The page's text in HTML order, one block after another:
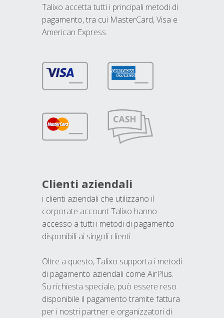
Talixo accetta tutti i principali metodi di
pagamento, tra cui MasterCard, Visa e
American Express.
Clienti aziendali
i clienti aziendali che utilizzano il
corporate account Talixo hanno
accesso a tutti i metodi di pagamento
disponibili ai singoli clienti.
Oltre a questo, Talixo supporta i metodi
di pagamento aziendali come AirPlus.
Su richiesta speciale, può essere reso
disponibile il pagamento tramite fattura
per i nostri partner e organizzatori di